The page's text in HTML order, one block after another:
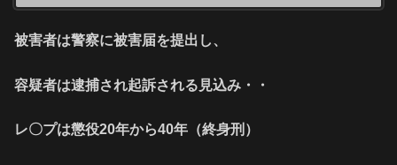
被害者は警察に被害届を提出し、
容疑者は逮捕され起訴される見込み・・
レ〇プは懲役20年から40年（終身刑）